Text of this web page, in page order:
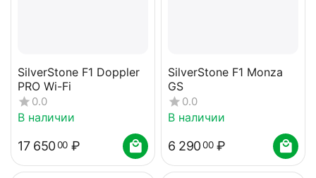
SilverStone F1 Doppler
PRO Wi-Fi
0.0
В наличии
17 65000 ₽
SilverStone F1 Monza
GS
0.0
В наличии
6 29000 ₽